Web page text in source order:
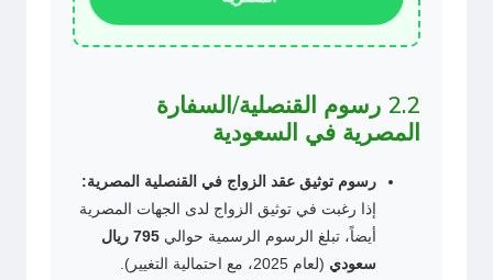
2.2 رسوم القنصلية/السفارة
المصرية في السعودية
رسوم توثيق عقد الزواج في القنصلية المصرية:
إذا رغبت في توثيق الزواج لدى الجهات المصرية
أيضاً، تبلغ الرسوم الرسمية حوالي
795 ريال
سعودي (لعام 2025، مع احتمالية التغيير).